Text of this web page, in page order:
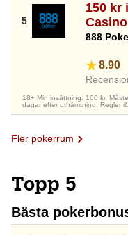
150 kr
888
8.90
18+ Min insättning: 100 kr.
dagar efter uthämtning. Regler &
Fler pokerrum
Topp 5
Bästa